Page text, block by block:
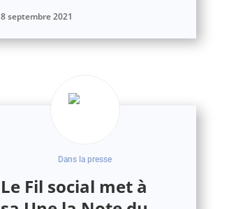
8 septembre 2021
Le Fil social met à
Dans la presse